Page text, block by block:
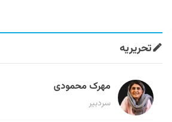
تحریریه
مهرک محمودی
سردبیر